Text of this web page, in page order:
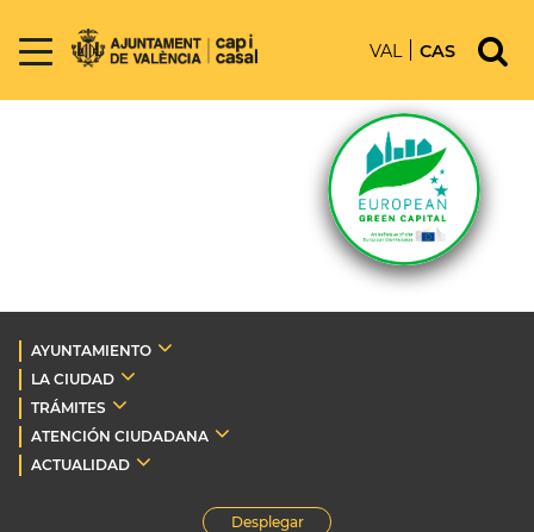
VAL CAS
AYUNTAMIENTO
LA CIUDAD
TRÁMITES
ATENCIÓN CIUDADANA
ACTUALIDAD
Desplegar